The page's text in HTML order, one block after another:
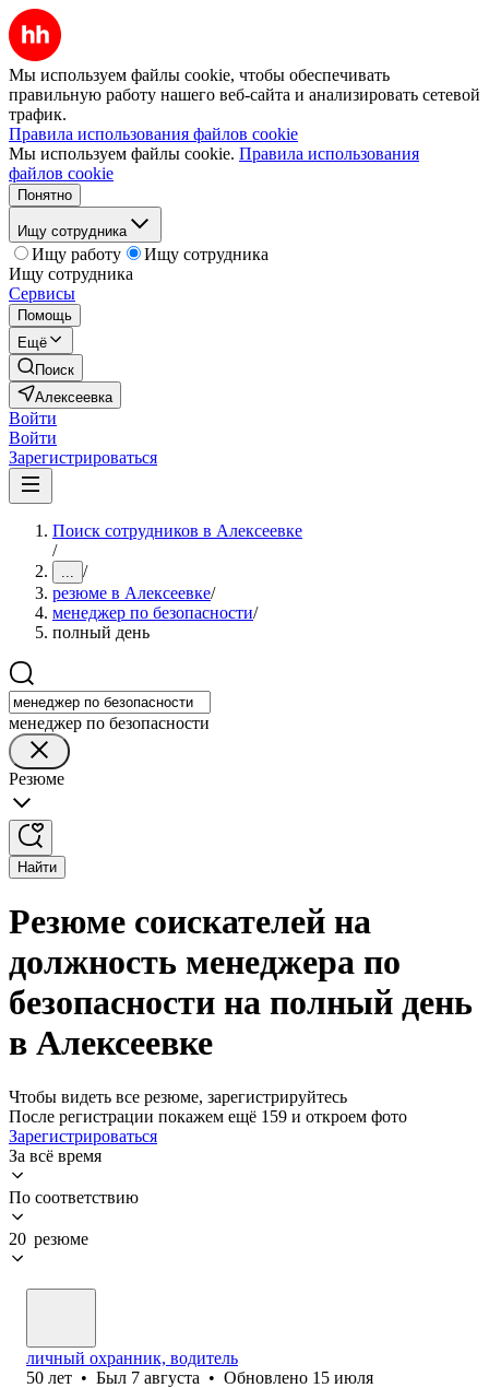
Мы используем файлы cookie, чтобы обеспечивать
правильную работу нашего веб-сайта и анализировать сетевой
трафик.
Правила использования файлов cookie
Мы используем файлы cookie. Правила использования
файлов cookie
Понятно
Ищу сотрудника
Ищу работу
Ищу сотрудника
Ищу сотрудника
Сервисы
Помощь
Ещё
Поиск
Алексеевка
Войти
Войти
Зарегистрироваться
Поиск сотрудников в Алексеевке
/
... /
резюме в Алексеевке/
менеджер по безопасности/
полный день
менеджер по безопасности
Резюме
Найти
Резюме соискателей на
должность менеджера по
безопасности на полный день
в Алексеевке
Чтобы видеть все резюме, зарегистрируйтесь
После регистрации покажем ещё 159 и откроем фото
Зарегистрироваться
За всё время
По соответствию
20 резюме
личный охранник, водитель
50 лет • Был 7 августа • Обновлено 15 июля